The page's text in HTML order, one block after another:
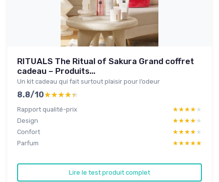
RITUALS The Ritual of Sakura Grand coffret
cadeau – Produits...
Un kit cadeau qui fait surtout plaisir pour l’odeur
8.8/10★★★★★
★★★★★
Rapport qualité-prix ★★★★★
★★★★★
Design
★★★★★
★★★★★
Confort
★★★★★
★★★★★
Parfum
★★★★★
★★★★★
Lire le test produit complet